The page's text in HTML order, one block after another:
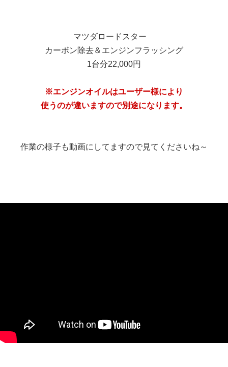
マツダロードスター
カーボン除去＆エンジンフラッシング
1台分22,000円
※エンジンオイルはユーザー様により
使うのが違いますので別途になります。
作業の様子も動画にしてますので見てくださいね～